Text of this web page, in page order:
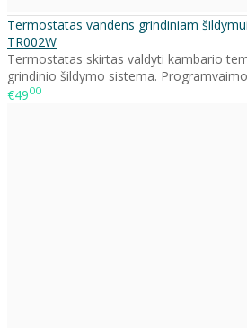
Termostatas vandens grindiniam
TR002W
Termostatas skirtas valdyti kambario
grindinio šildymo sistema.
€4900